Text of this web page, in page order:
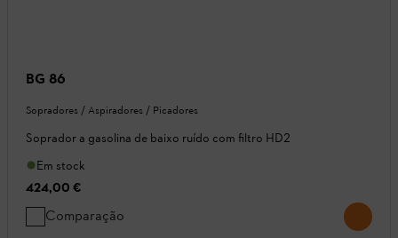
BG 86
Sopradores / Aspiradores / Picadores
Soprador a gasolina de baixo ruído com filtro HD2
Em stock
424,00 €
Comparação